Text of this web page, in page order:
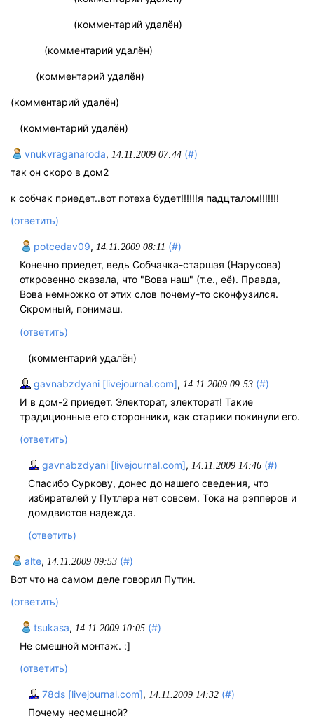
(комментарий удалён)
(комментарий удалён)
(комментарий удалён)
(комментарий удалён)
(комментарий удалён)
vnukvraganaroda, 14.11.2009 07:44 (#)
так он скоро в дом2
к собчак приедет..вот потеха будет!!!!!!я падцталом!!!!!!!
(ответить)
potcedav09, 14.11.2009 08:11 (#)
Конечно приедет, ведь Собчачка-старшая (Нарусова)
откровенно сказала, что "Вова наш" (т.е., её). Правда,
Вова немножко от этих слов почему-то сконфузился.
Скромный, понимаш.
(ответить)
(комментарий удалён)
gavnabzdyani [livejournal.com], 14.11.2009 09:53 (#)
И в дом-2 приедет. Электорат, электорат! Такие
традиционные его сторонники, как старики покинули его.
(ответить)
gavnabzdyani [livejournal.com], 14.11.2009 14:46 (#)
Спасибо Суркову, донес до нашего сведения, что
избирателей у Путлера нет совсем. Тока на рэпперов и
домдвистов надежда.
(ответить)
alte, 14.11.2009 09:53 (#)
Вот что на самом дeлe говорил Путин.
(ответить)
tsukasa, 14.11.2009 10:05 (#)
Не смешной монтаж. :]
(ответить)
78ds [livejournal.com], 14.11.2009 14:32 (#)
Почему несмешной?